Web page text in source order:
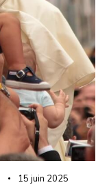
15 juin 2025